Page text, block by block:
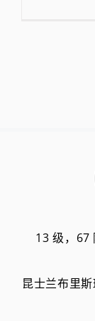
13 级，67
昆士兰布里